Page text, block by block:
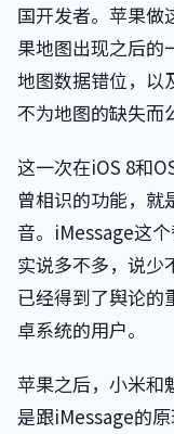
国开发者。苹果做
果地图出现之后的
地图数据错位，以
不为地图的缺失而
这一次在iOS 8和
曾相识的功能，就
音。iMessage这
实说多不多，说少
已经得到了舆论的
卓系统的用户。
苹果之后，小米和
是跟iMessage的